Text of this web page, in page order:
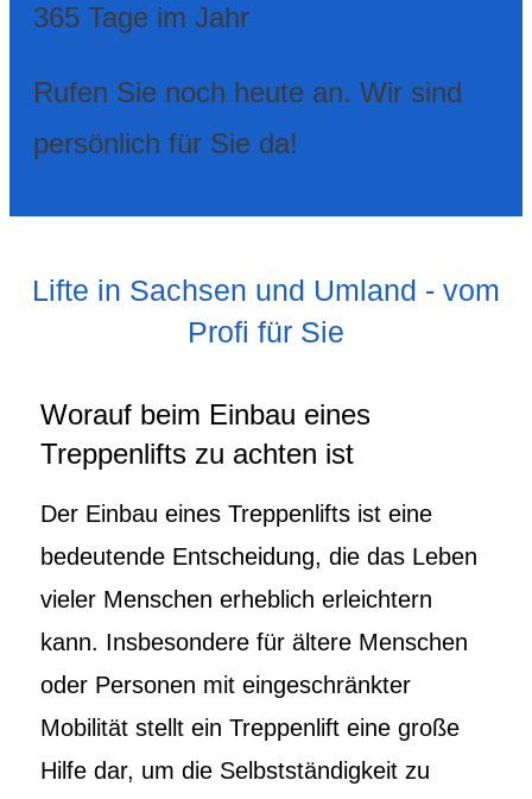
365 Tage im Jahr
Rufen Sie noch heute an. Wir sind
persönlich für Sie da!
Lifte in Sachsen und Umland - vom
Profi für Sie
Worauf beim Einbau eines
Treppenlifts zu achten ist
Der Einbau eines Treppenlifts ist eine
bedeutende Entscheidung, die das Leben
vieler Menschen erheblich erleichtern
kann. Insbesondere für ältere Menschen
oder Personen mit eingeschränkter
Mobilität stellt ein Treppenlift eine große
Hilfe dar, um die Selbstständigkeit zu